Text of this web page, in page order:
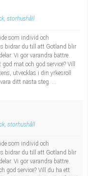
storhushåll
som individ och
bidrar du till att Gotland blir
Vi gör varandra bättre.
mat och god service? Vill
utvecklas i din yrkesroll
ditt nästa steg. ...
storhushåll
som individ och
bidrar du till att Gotland blir
Vi gör varandra bättre.
god service? Vill du ha ett